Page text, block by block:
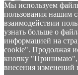
Мы используем
пользования нашим
взаимодействии
узнать больше о
информацией на
cookie". Продолжая
кнопку "Принимаю",
внесения изменений